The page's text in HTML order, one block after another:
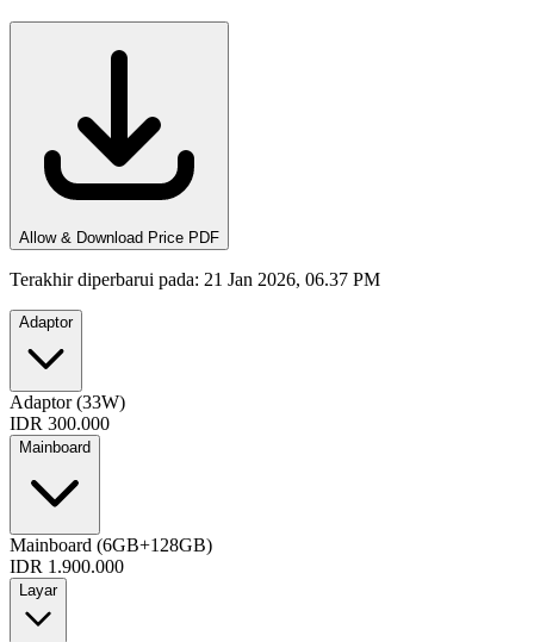
Allow & Download Price PDF
Terakhir diperbarui pada: 21 Jan 2026, 06.37 PM
Adaptor
Adaptor (33W)
IDR 300.000
Mainboard
Mainboard (6GB+128GB)
IDR 1.900.000
Layar